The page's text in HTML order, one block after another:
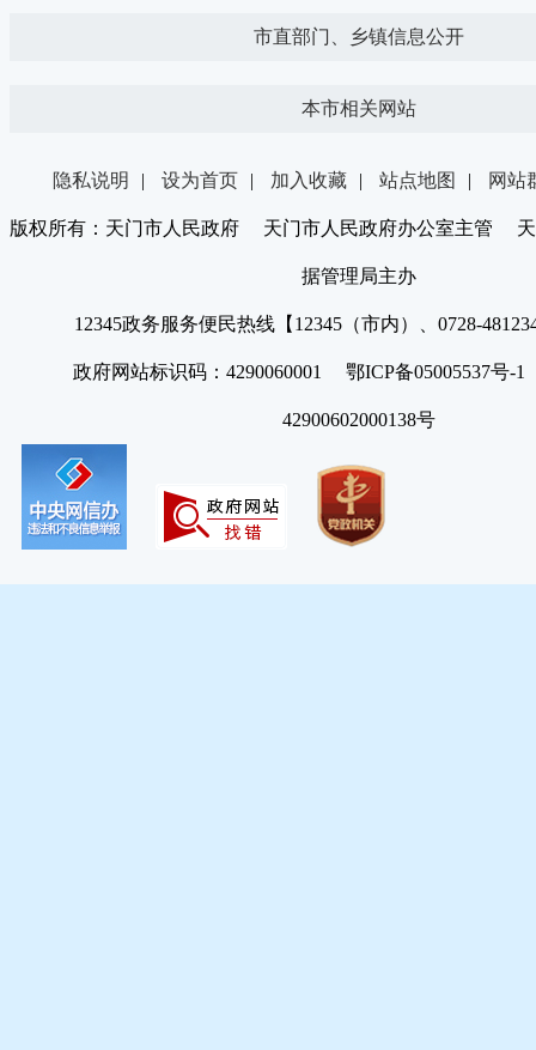
市直部门、乡镇信息公开
本市相关网站
隐私说明 | 设为首页 | 加入收藏 | 站点地图 | 网站
版权所有：天门市人民政府 天门市人民政府办公室主管 天
据管理局主办
12345政务服务便民热线【12345（市内）、0728-
政府网站标识码：4290060001 鄂ICP备05005537号
42900602000138号